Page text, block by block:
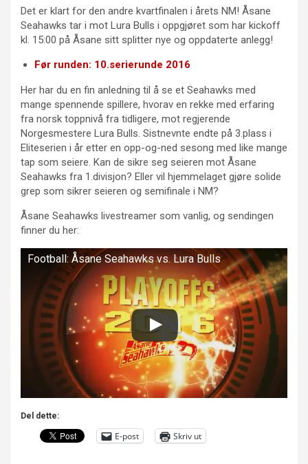
Det er klart for den andre kvartfinalen i årets NM! Åsane
Seahawks tar i mot Lura Bulls i oppgjøret som har kickoff
kl. 15:00 på Åsane sitt splitter nye og oppdaterte anlegg!
Før runden: 10.serierunde 2016
Her har du en fin anledning til å se et Seahawks med
mange spennende spillere, hvorav en rekke med erfaring
fra norsk toppnivå fra tidligere, mot regjerende
Norgesmestere Lura Bulls. Sistnevnte endte på 3.plass i
Eliteserien i år etter en opp-og-ned sesong med like mange
tap som seiere. Kan de sikre seg seieren mot Åsane
Seahawks fra 1.divisjon? Eller vil hjemmelaget gjøre solide
grep som sikrer seieren og semifinale i NM?
Åsane Seahawks livestreamer som vanlig, og sendingen
finner du her:
Football: Åsane Seahawks vs. Lura Bulls
Del dette:
E-post Skriv ut